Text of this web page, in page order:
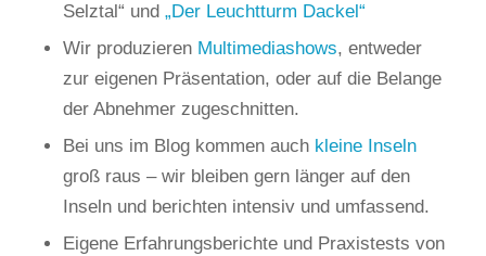
Selztal“ und „Der Leuchtturm Dackel“
Wir produzieren Multimediashows, entweder
zur eigenen Präsentation, oder auf die Belange
der Abnehmer zugeschnitten.
Bei uns im Blog kommen auch kleine Inseln
groß raus – wir bleiben gern länger auf den
Inseln und berichten intensiv und umfassend.
Eigene Erfahrungsberichte und Praxistests von